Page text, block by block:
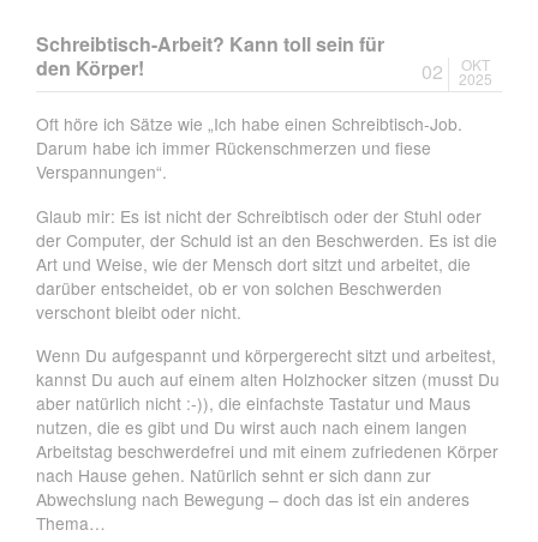
Quatsch!
Schreibtisch-Arbeit? Kann toll sein für
den Körper!
02 OKT
2025
Oft höre ich Sätze wie „Ich habe einen Schreibtisch-Job.
Darum habe ich immer Rückenschmerzen und fiese
Verspannungen“.
Glaub mir: Es ist nicht der Schreibtisch oder der Stuhl oder
der Computer, der Schuld ist an den Beschwerden. Es ist die
Art und Weise, wie der Mensch dort sitzt und arbeitet, die
darüber entscheidet, ob er von solchen Beschwerden
verschont bleibt oder nicht.
Wenn Du aufgespannt und körpergerecht sitzt und arbeitest,
kannst Du auch auf einem alten Holzhocker sitzen (musst Du
aber natürlich nicht :-)), die einfachste Tastatur und Maus
nutzen, die es gibt und Du wirst auch nach einem langen
Arbeitstag beschwerdefrei und mit einem zufriedenen Körper
nach Hause gehen. Natürlich sehnt er sich dann zur
Abwechslung nach Bewegung – doch das ist ein anderes
Thema…